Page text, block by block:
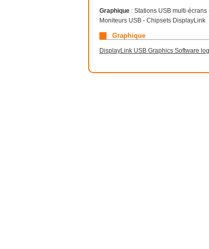
Graphique : Stations USB multi-
Moniteurs USB - Chipsets DisplayLink
Graphique
DisplayLink USB Graphics Software